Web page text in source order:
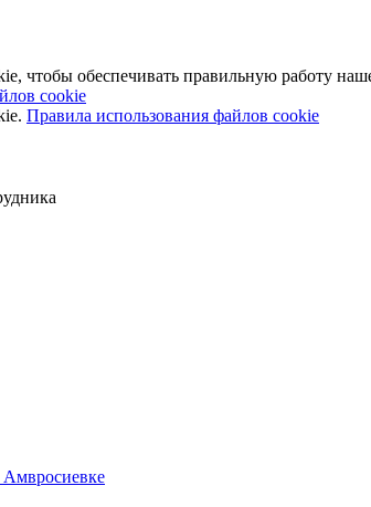
чтобы обеспечивать правильную работу
cookie
Правила использования файлов cookie
Амвросиевке